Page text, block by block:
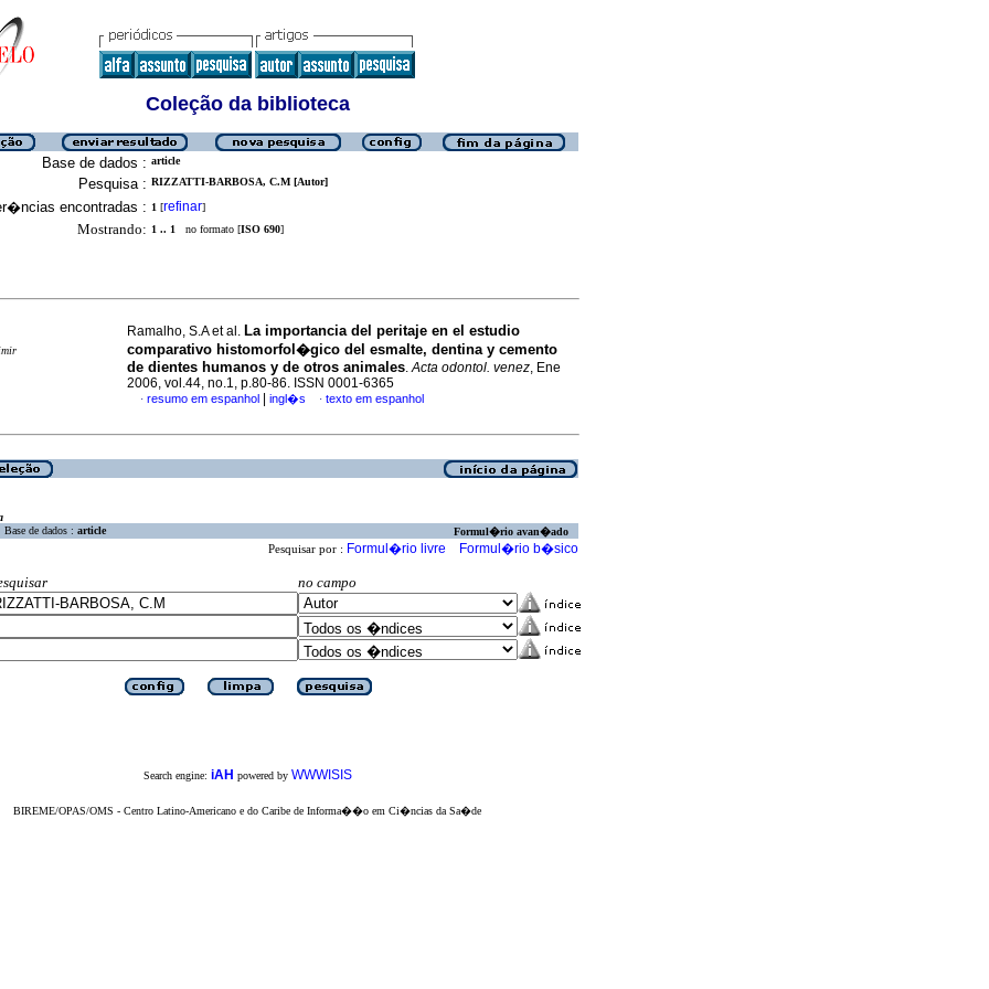
Coleção da biblioteca
Base de dados : article
Pesquisa : RIZZATTI-BARBOSA, C.M [Autor]
encontradas : 1 [refinar]
Mostrando: 1 .. 1 no formato [ISO 690]
Ramalho, S.A et al. La importancia del peritaje en el estudio
comparativo histomorfol�gico del esmalte, dentina y cemento
de dientes humanos y de otros animales.Acta odontol. venez, Ene
2006, vol.44, no.1, p.80-86. ISSN 0001-6365
· resumo em espanhol ingl�s · texto em espanhol
Base de dados : article Formul�rio avan�ado
Pesquisar por : Formul�rio livre Formul�rio b�sico
no campo
Search engine: iAH powered by WWWISIS
BIREME/OPAS/OMS - Centro Latino-Americano e do Caribe de Informa��o em Ci�ncias da Sa�de